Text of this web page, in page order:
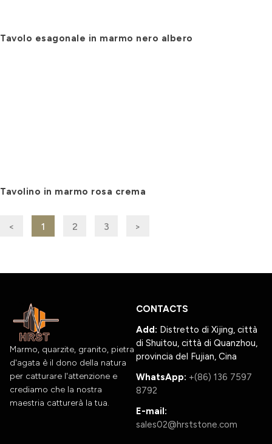
Tavolo esagonale in marmo nero albero
Tavolino in marmo rosa crema
< 1 2 3 >
Marmo, quarzite, granito, pietra
d'agata è il dono della natura
per catturare l'attenzione e
crediamo che la nostra
maestria catturerà la tua.
CONTACTS
Add: Distretto di Xijing, città
di Shuitou, città di Quanzhou,
provincia del Fujian, Cina
WhatsApp: +(86) 136 7597
8792
E-mail:
sales02@hrststone.com